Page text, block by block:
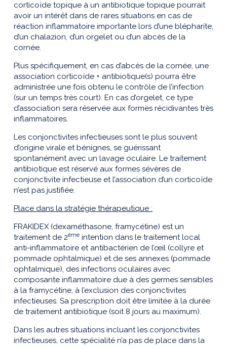
corticoïde topique à un antibiotique topique pourrait
avoir un intérêt dans de rares situations en cas de
réaction inflammatoire importante lors d’une blépharite,
d’un chalazion, d’un orgelet ou d’un abcès de la
cornée.
Plus spécifiquement, en cas d’abcès de la cornée, une
association corticoïde + antibiotique(s) pourra être
administrée une fois obtenu le contrôle de l’infection
(sur un temps très court). En cas d’orgelet, ce type
d’association sera réservée aux formes récidivantes très
inflammatoires.
Les conjonctivites infectieuses sont le plus souvent
d’origine virale et bénignes, se guérissant
spontanément avec un lavage oculaire. Le traitement
antibiotique est réservé aux formes sévères de
conjonctivite infectieuse et l’association d’un corticoïde
n’est pas justifiée.
Place dans la stratégie thérapeutique :
FRAKIDEX (dexaméthasone, framycétine) est un
traitement de 2ème intention dans le traitement local
anti-inflammatoire et antibactérien de l’œil (collyre et
pommade ophtalmique) et de ses annexes (pommade
ophtalmique), des infections oculaires avec
composante inflammatoire due à des germes sensibles
à la framycétine, à l’exclusion des conjonctivites
infectieuses. Sa prescription doit être limitée à la durée
de traitement antibiotique (soit 8 jours au maximum).
Dans les autres situations incluant les conjonctivites
infectieuses, cette spécialité n’a pas de place dans la